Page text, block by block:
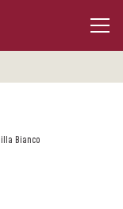
Bianco